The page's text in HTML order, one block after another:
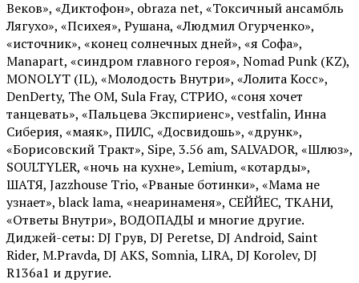
Веков», «Диктофон», obraza net, «Токсичный ансамбль
Лягухо», «Психея», Рушана, «Людмил Огурченко»,
«источник», «конец солнечных дней», «я Софа»,
Manapart, «синдром главного героя», Nomad Punk (KZ),
MONOLYT (IL), «Молодость Внутри», «Лолита Косс»,
DenDerty, The OM, Sula Fray, СТРИО, «соня хочет
танцевать», «Пальцева Экспириенс», vestfalin, Инна
Сиберия, «маяк», ПИЛС, «Досвидошь», «друнк»,
«Борисовский Тракт», Sipe, 3.56 am, SALVADOR, «Шлюз»,
SOULTYLER, «ночь на кухне», Lemium, «котарды»,
ШАТЯ, Jazzhouse Trio, «Рваные ботинки», «Мама не
узнает», black lama, «неаринаменя», СЕЙЙЕС, ТКАНИ,
«Ответы Внутри», ВОДОПАДЫ и многие другие.
Диджей-сеты: DJ Грув, DJ Peretse, DJ Android, Saint
Rider, М.Pravda, DJ AKS, Somnia, LIRA, DJ Korolev, DJ
R136a1 и другие.